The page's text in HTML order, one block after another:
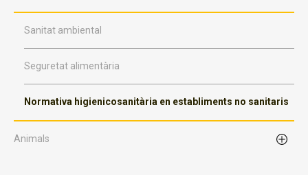
Sanitat ambiental
Seguretat alimentària
Normativa higienicosanitària en establiments no sanitaris
Animals